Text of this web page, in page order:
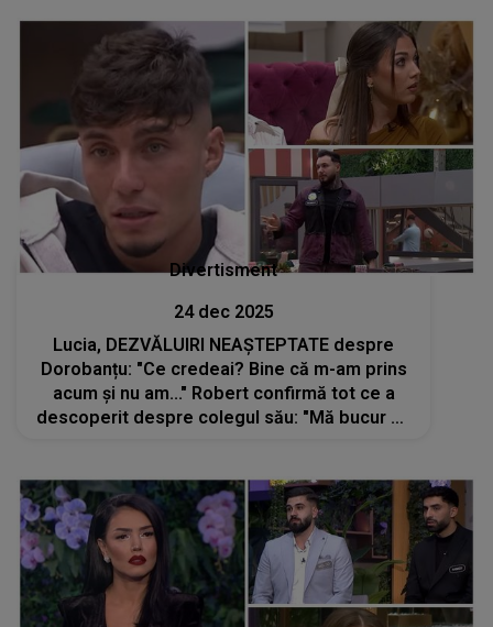
Divertisment
24 dec 2025
Lucia, DEZVĂLUIRI NEAȘTEPTATE despre
Dorobanțu: "Ce credeai? Bine că m-am prins
acum și nu am..." Robert confirmă tot ce a
descoperit despre colegul său: "Mă bucur că
ferește"